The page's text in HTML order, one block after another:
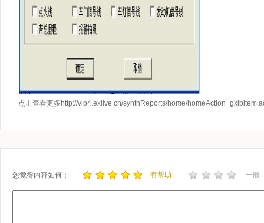
点击查看更多 http://vip4.exlive.cn/synthReports/home/
您觉得内容如何： 有帮助 一般